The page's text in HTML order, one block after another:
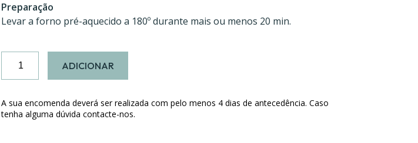
Preparação
Levar a forno pré-aquecido a 180º durante mais ou menos 20 min.
de
Pato
ADICIONAR
A sua encomenda deverá ser realizada com pelo menos 4 dias de antecedência. Caso
tenha alguma dúvida contacte-nos.